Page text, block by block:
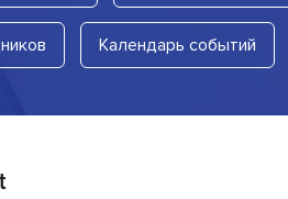
Календарь событий